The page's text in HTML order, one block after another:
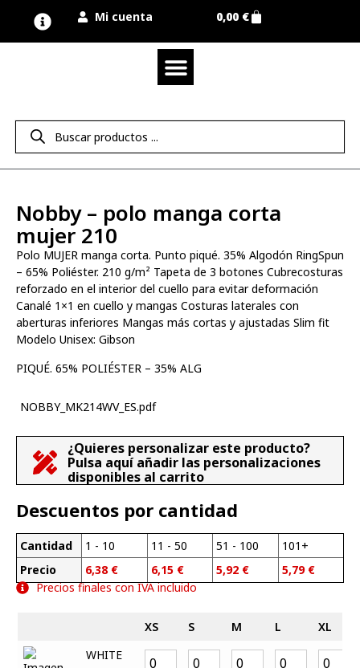
Mi cuenta 0,00 €
Nobby – polo manga corta
mujer 210
Polo MUJER manga corta. Punto piqué. 35% Algodón RingSpun
– 65% Poliéster. 210 g/m² Tapeta de 3 botones Cubrecosturas
reforzado en el interior del cuello para evitar deformación
Canalé 1×1 en cuello y mangas Costuras laterales con
aberturas inferiores Mangas más cortas y ajustadas Slim fit
Modelo Unisex: Gibson
PIQUÉ. 65% POLIÉSTER – 35% ALG
NOBBY_MK214WV_ES.pdf
¿Quieres personalizar este producto?
Pulsa aquí añadir las personalizaciones
disponibles al carrito
Descuentos por cantidad
Cantidad
Precio
1 - 10
6,38 €
11 - 50
6,15 €
51 - 100
5,92 €
101+
5,79 €
Precios finales con IVA incluido
XS S M L
XL
WHITE